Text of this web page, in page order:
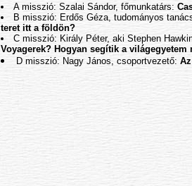
A misszió: Szalai Sándor, főmunkatárs:
B misszió: Erdős Géza, tudományos
teret itt a földön?
C misszió: Király Péter, aki Stephen
Voyagerek? Hogyan segítik a világegyetem
D misszió: Nagy János, csoportvezető: